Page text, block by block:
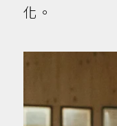
化。